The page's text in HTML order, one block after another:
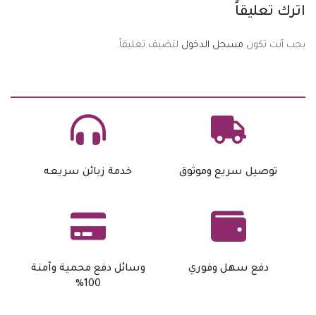
اترك تعليقاً
يجب أنت تكون مسجل الدخول لتضيف تعليقاً.
دفع سهل وفوري
وسائل دفع محمية وآمنة
100%
توصيل سريع وموثوق خدمة زبائن سريعه